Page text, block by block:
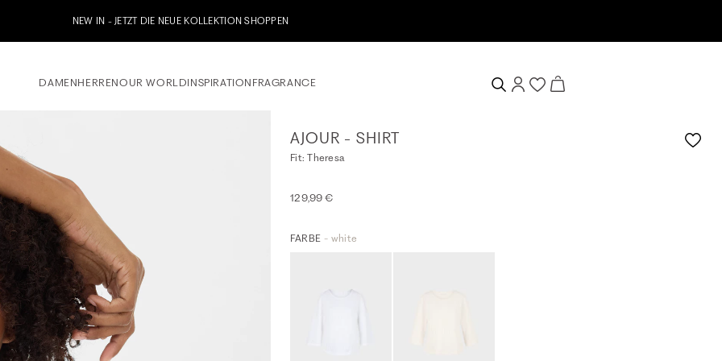
zu unserem Whatsapp Newsletter anmelden & 10% Willkommensgutschein erhalten
DAMENHERRENOUR WORLDINSPIRATION FRAGRANCE
AJOUR - SHIRT
Fit: Theresa
129,99 €
FARBE - white